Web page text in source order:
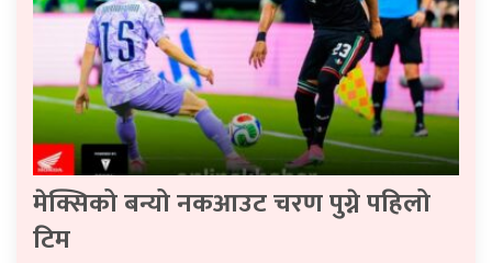
मेक्सिको बन्यो नकआउट चरण पुग्ने पहिलो
टिम